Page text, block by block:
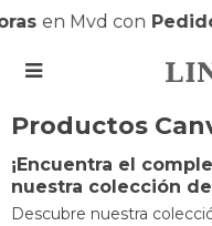
en Mvd conPedido

Productos
¡Encuentra el
nuestra colección de
Descubre nuestra